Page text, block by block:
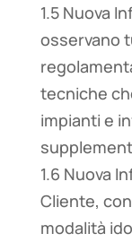
1.5 Nuova
osservano
tecniche
impianti e
1.6 Nuova
Cliente,
modalità